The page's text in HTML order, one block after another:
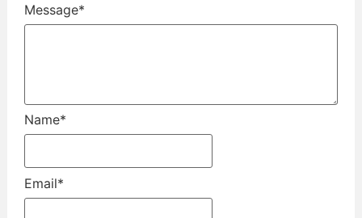
Message*
Name*
Email*